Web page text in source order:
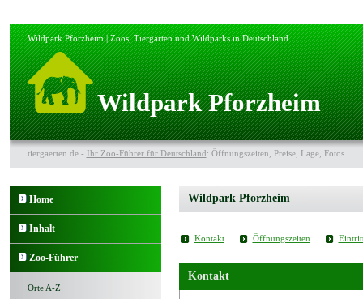
Wildpark Pforzheim | Zoos, Tiergärten und Wildparks in Deutschland
Wildpark Pforzheim
tiergaerten.de - Ihr Zoo-Führer für Deutschland: Öffnungszeiten, Preise, Lage, Fotos
Home
Inhalt
Zoo-Führer
Orte A-Z
Wildpark Pforzheim
Kontakt Öffnungszeiten
Kontakt